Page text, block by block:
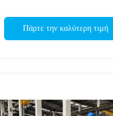
Πάρτε την καλύτερη τιμή